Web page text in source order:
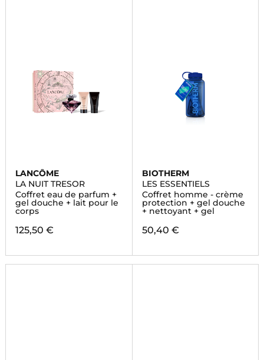
LANCÔME
LA NUIT TRESOR
Coffret eau de parfum +
gel douche + lait pour le
corps
125,50 €
BIOTHERM
LES ESSENTIELS
Coffret homme - crème
protection + gel douche
+ nettoyant + gel
50,40 €